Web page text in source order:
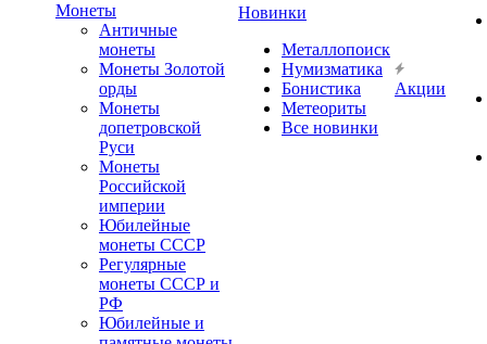
Монеты
Античные
монеты
Монеты Золотой
орды
Монеты
допетровской
Руси
Монеты
Российской
империи
Юбилейные
монеты СССР
Регулярные
монеты СССР и
РФ
Юбилейные и
Новинки
Металлопоиск
Нумизматика
Бонистика
Метеориты
Все новинки
Акции